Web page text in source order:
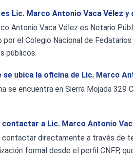
es Lic. Marco Antonio Vaca Vélez
Antonio Vaca Vélez es Notario
por el Colegio Nacional de
públicos.
se ubica la oficina de Lic. Marco
se encuentra en Sierra Mojada 329
contactar a Lic. Marco Antonio
contactar directamente a través de
formal desde el perfil CNFP,